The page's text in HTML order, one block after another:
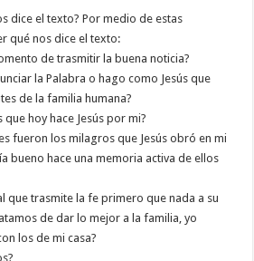
dice el texto? Por medio de estas
qué nos dice el texto:
de trasmitir la buena noticia?
la Palabra o hago como Jesús que
de la familia humana?
hoy hace Jesús por mi?
fueron los milagros que Jesús obró en mi
bueno hace una memoria activa de ellos
que trasmite la fe primero que nada a su
de dar lo mejor a la familia, yo
los de mi casa?